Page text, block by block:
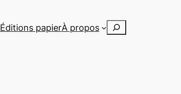
Éditions papierÀ propos Rechercher